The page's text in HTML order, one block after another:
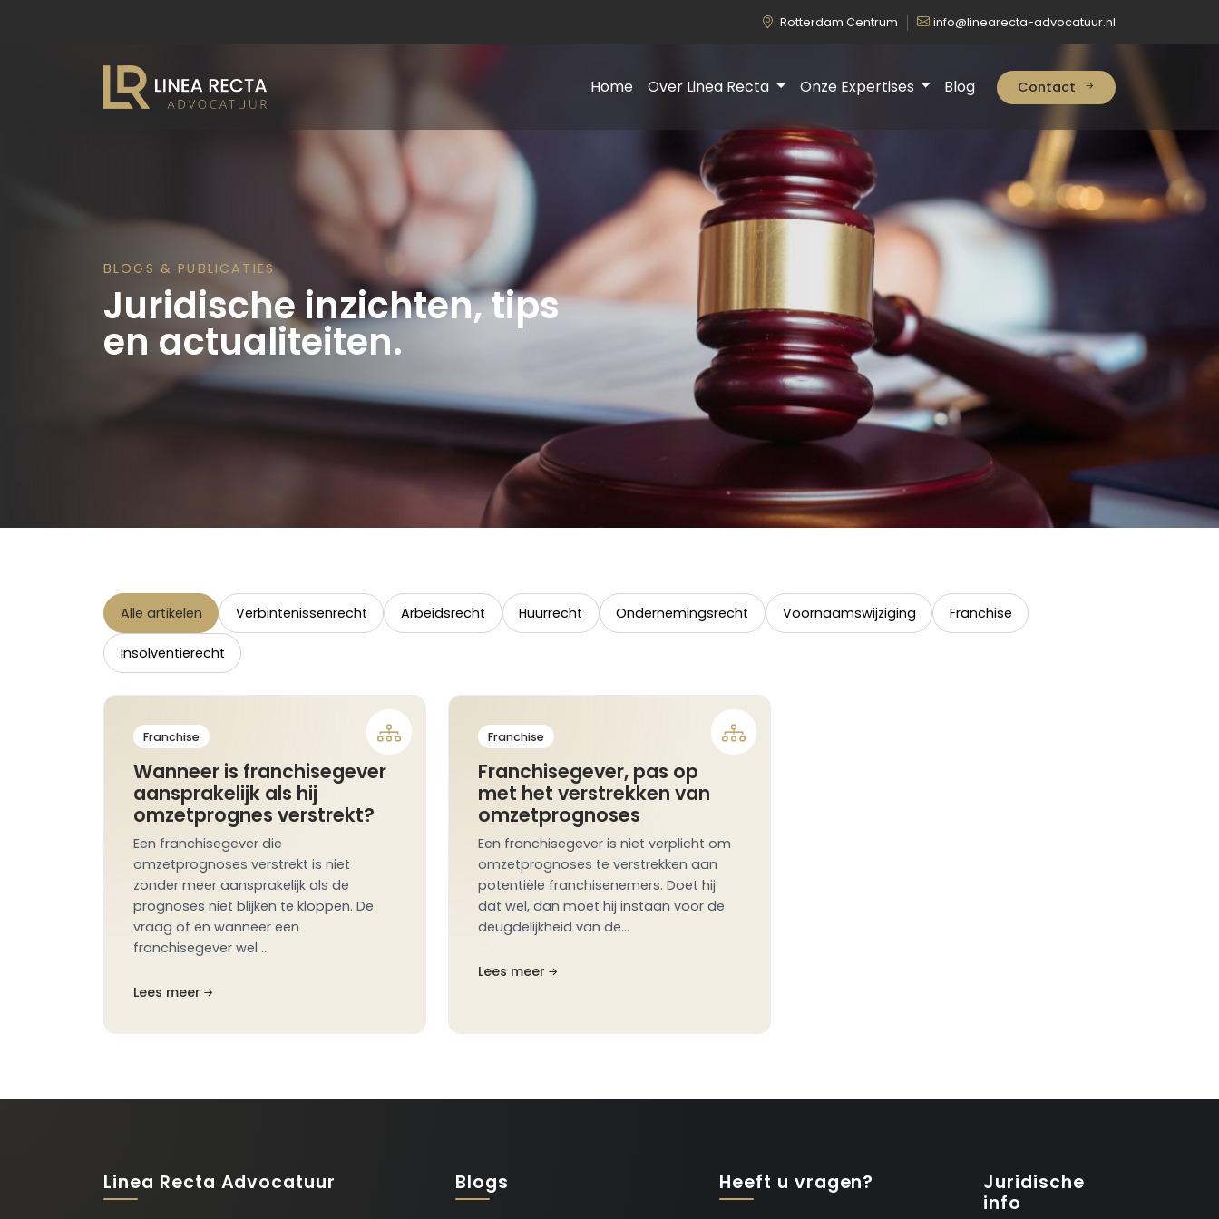
Rotterdam Centrum info@linearecta-advocatuur.nl
Home Over Linea Recta Onze Expertises Blog Contact
BLOGS & PUBLICATIES
Juridische inzichten, tips
en actualiteiten.
Alle artikelen Verbintenissenrecht Arbeidsrecht Huurrecht Ondernemingsrecht Voornaamswijziging Franchise
Insolventierecht
Franchise
Wanneer is franchisegever
aansprakelijk als hij
omzetprognes verstrekt?
Een franchisegever die
omzetprognoses verstrekt is niet
zonder meer aansprakelijk als de
prognoses niet blijken te kloppen. De
vraag of en wanneer een
franchisegever wel …
Lees meer
Franchise
Franchisegever, pas op
met het verstrekken van
omzetprognoses
Een franchisegever is niet verplicht om
omzetprognoses te verstrekken aan
potentiële franchisenemers. Doet hij
dat wel, dan moet hij instaan voor de
deugdelijkheid van de…
Lees meer
Linea Recta Advocatuur Blogs Heeft u vragen?
Juridische
info